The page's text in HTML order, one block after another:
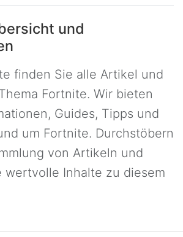
und
finden Sie alle Artikel und
Fortnite. Wir bieten
Guides, Tipps und
um Fortnite. Durchstöbern
von Artikeln und
wertvolle Inhalte zu diesem